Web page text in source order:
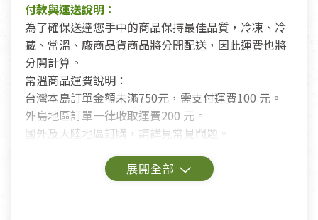
付款與運送說明：
為了確保送達您手中的商品保持最佳品質，冷凍、冷
藏、常溫、廠商品貨商品將分開配送，因此運費也將
分開計算。
常溫商品運費說明：
台灣本島訂單金額未滿750元，需支付運費100 元。
外島地區訂單一律收取運費200 元。
國外及大陸地區訂購，請詳見常見問題。
鑑賞期商品說明：